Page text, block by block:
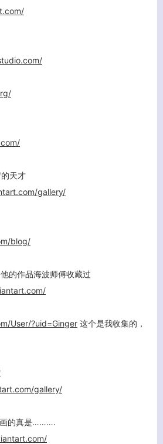
天才
gallery/
blog/
的作品海波师傅收藏过
User/?uid=Ginger 这个是我收集的，
gallery/
画的真是……….